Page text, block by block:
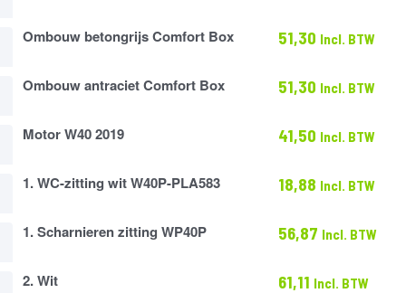
Ombouw betongrijs Comfort Box 51,30 Incl. BTW
Ombouw antraciet Comfort Box 51,30 Incl. BTW
Motor W40 2019 41,50 Incl. BTW
1. WC-zitting wit W40P-PLA583 18,88 Incl. BTW
1. Scharnieren zitting WP40P 56,87 Incl. BTW
2. Wit 61,11 Incl. BTW